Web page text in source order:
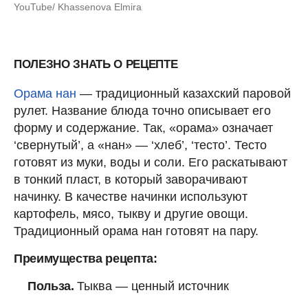
YouTube/ Khassenova Elmira
ПОЛЕЗНО ЗНАТЬ О РЕЦЕПТЕ
Орама нан — традиционный казахский паровой
рулет. Название блюда точно описывает его
форму и содержание. Так, «орама» означает
‘свернутый’, а «нан» — ‘хлеб’, ‘тесто’. Тесто
готовят из муки, воды и соли. Его раскатывают
в тонкий пласт, в который заворачивают
начинку. В качестве начинки используют
картофель, мясо, тыкву и другие овощи.
Традиционный орама нан готовят на пару.
Преимущества рецепта:
Польза. Тыква — ценный источник